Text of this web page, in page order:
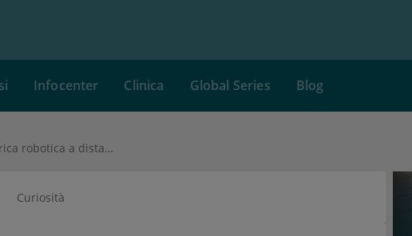
Infocenter Clinica Global Series Blog
La prima angioplastica coronarica robotica a distanza
Curiosità